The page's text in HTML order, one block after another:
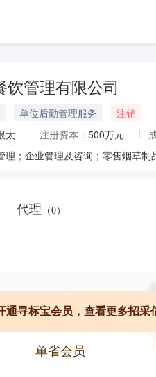
饮管理有限公司
单位后勤管理服务
注销
太 注册资本： 500万元
代理 （0）
通寻标宝会员，查看更多招采
单省会员